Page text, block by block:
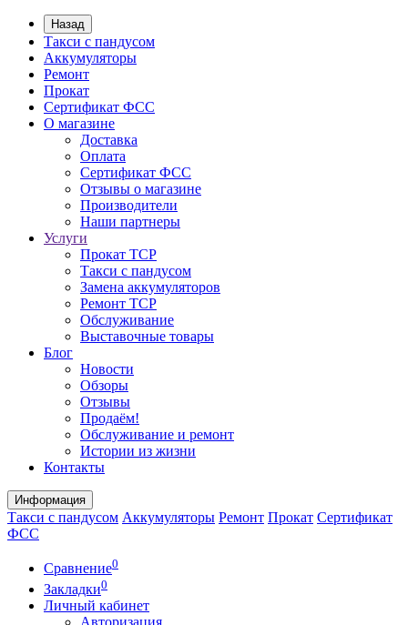
Назад
Такси с пандусом
Аккумуляторы
Ремонт
Прокат
Сертификат ФСС
О магазине
Доставка
Оплата
Сертификат ФСС
Отзывы о магазине
Производители
Наши партнеры
Услуги
Прокат ТСР
Такси с пандусом
Замена аккумуляторов
Ремонт ТСР
Обслуживание
Выставочные товары
Блог
Новости
Обзоры
Отзывы
Продаём!
Обслуживание и ремонт
Истории из жизни
Контакты
Информация
Такси с пандусом Аккумуляторы Ремонт Прокат Сертификат
ФСС
Сравнение0
Закладки0
Личный кабинет
Авторизация